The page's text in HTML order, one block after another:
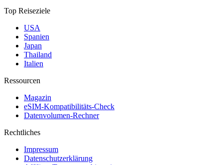
Top Reiseziele
USA
Spanien
Japan
Thailand
Italien
Ressourcen
Magazin
eSIM-Kompatibilitäts-Check
Datenvolumen-Rechner
Rechtliches
Impressum
Datenschutzerklärung